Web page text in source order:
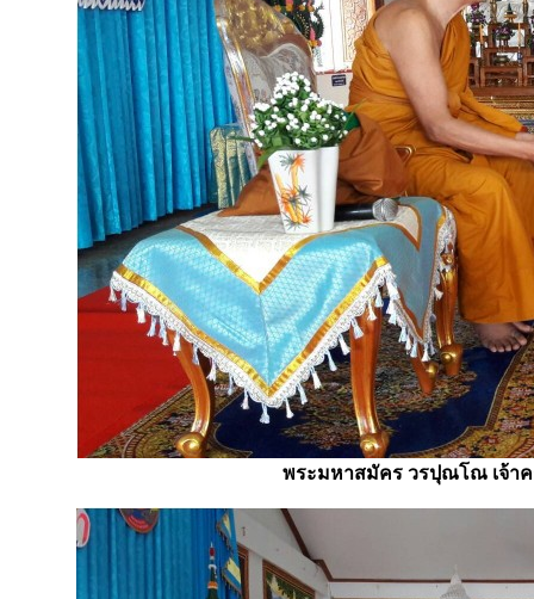
พระมหาสมัคร วรปุณโณ เจ้าค